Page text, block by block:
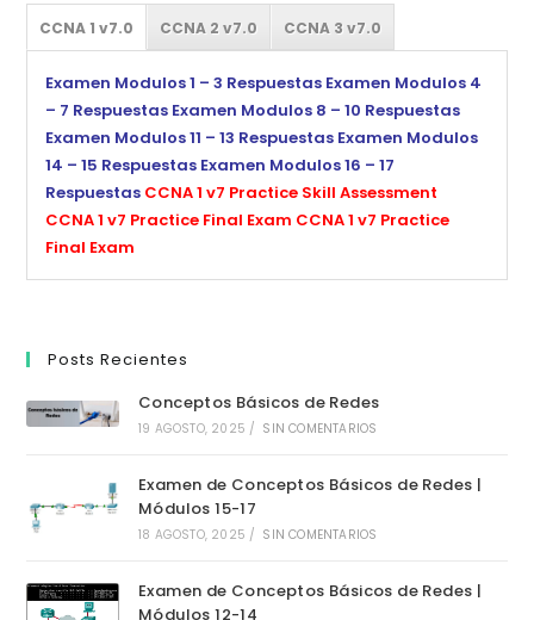
CCNA 1 v7.0 CCNA 2 v7.0 CCNA 3 v7.0
Examen Modulos 1 – 3 Respuestas Examen Modulos 4
– 7 Respuestas Examen Modulos 8 – 10 Respuestas
Examen Modulos 11 – 13 Respuestas Examen Modulos
14 – 15 Respuestas Examen Modulos 16 – 17
Respuestas CCNA 1 v7 Practice Skill Assessment
CCNA 1 v7 Practice Final Exam CCNA 1 v7 Practice
Final Exam
Posts Recientes
Conceptos Básicos de Redes
19 AGOSTO, 2025 / SIN COMENTARIOS
Examen de Conceptos Básicos de Redes |
Módulos 15-17
18 AGOSTO, 2025 / SIN COMENTARIOS
Examen de Conceptos Básicos de Redes |
Módulos 12-14